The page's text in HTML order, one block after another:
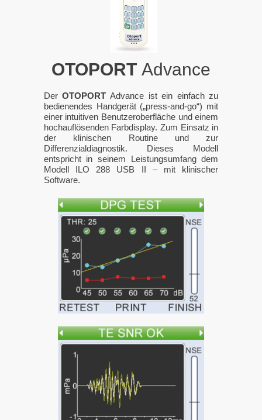
OTOPORT Advance
DerOTOPORT Advance ist ein einfach zu
bedienendes Handgerät („press-and-go“) mit
einer intuitiven Benutzeroberfläche und einem
hochauflösenden Farbdisplay. Zum Einsatz in
der klinischen Routine und zur
Differenzialdiagnostik. Dieses Modell
entspricht in seinem Leistungsumfang dem
Modell ILO 288 USB II – mit klinischer
Software.